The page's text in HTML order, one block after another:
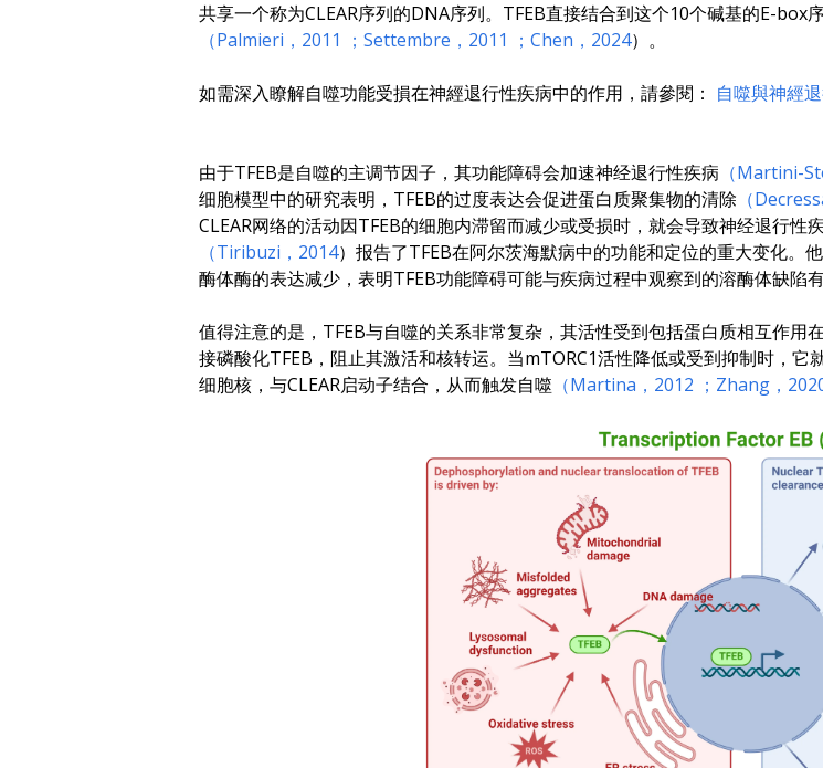
共享一个称为CLEAR序列的DNA序列。TFEB直接结合到这个10个碱基的E-box
（Palmieri，2011
；Settembre，2011 ；Chen，2024）。
如需深入瞭解自噬功能受損在神經退行性疾病中的作用，請參閱： 自噬與神經
由于TFEB是自噬的主调节因子，其功能障碍会加速神经退行性疾病 （Martini-
细胞模型中的研究表明，TFEB的过度表达会促进蛋白质聚集物的清除 （
CLEAR网络的活动因TFEB的细胞内滞留而减少或受损时，就会导致神经退行性
（Tiribuzi，2014）报告了TFEB在阿尔茨海默病中的功能和定位的重大变化。
酶体酶的表达减少，表明TFEB功能障碍可能与疾病过程中观察到的溶酶体缺陷有
值得注意的是，TFEB与自噬的关系非常复杂，其活性受到包括蛋白质相互作用
接磷酸化TFEB，阻止其激活和核转运。当mTORC1活性降低或受到抑制时，
细胞核，与CLEAR启动子结合，从而触发自噬 （Martina，2012 ；Zhang，